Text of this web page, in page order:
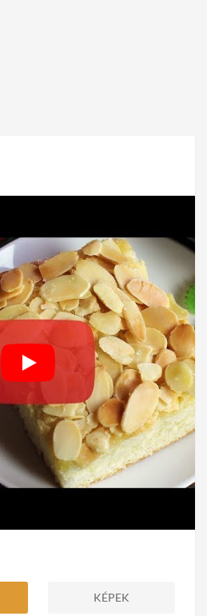
KÉPEK